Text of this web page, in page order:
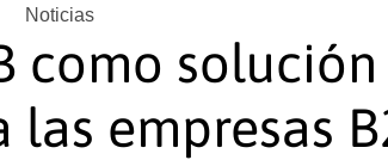
Noticias
como solución
las empresas